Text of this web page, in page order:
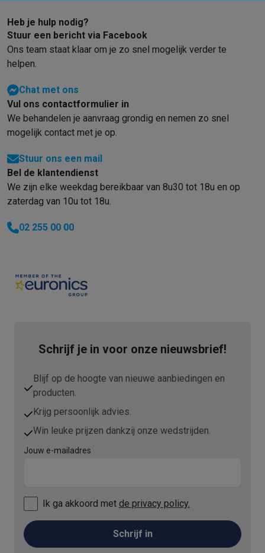
Heb je hulp nodig?
Stuur een bericht via Facebook
Ons team staat klaar om je zo snel mogelijk verder te
helpen.
Chat met ons
Vul ons contactformulier in
We behandelen je aanvraag grondig en nemen zo snel
mogelijk contact met je op.
Stuur ons een mail
Bel de klantendienst
We zijn elke weekdag bereikbaar van 8u30 tot 18u en op
zaterdag van 10u tot 18u.
02 255 00 00
Schrijf je in voor onze nieuwsbrief!
Blijf op de hoogte van nieuwe aanbiedingen en
producten.
Krijg persoonlijk advies.
Win leuke prijzen dankzij onze wedstrijden.
Jouw e-mailadres
Ik ga akkoord met de privacy policy.
Schrijf in